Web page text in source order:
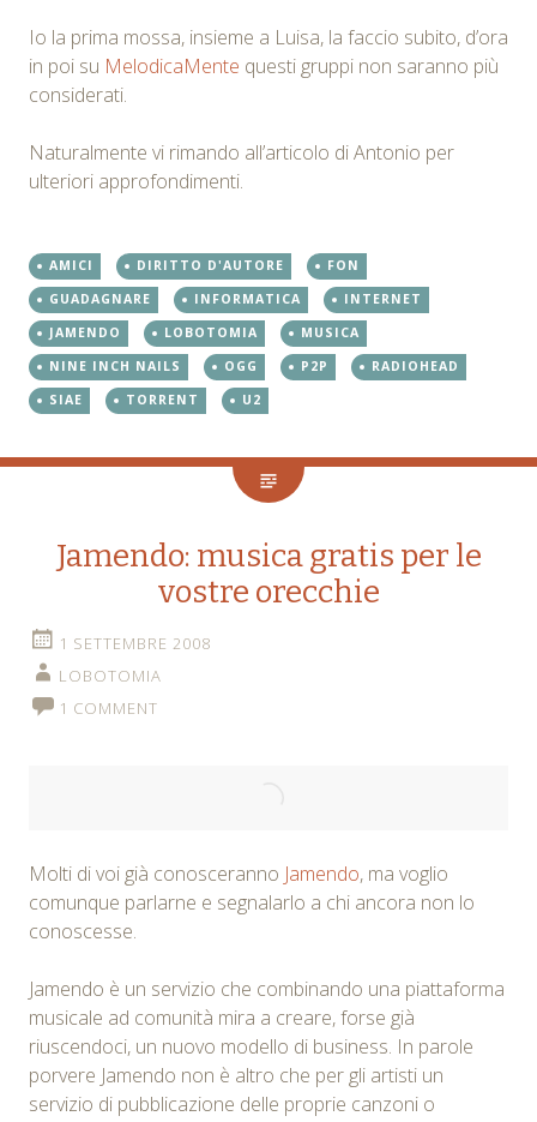
Io la prima mossa, insieme a Luisa, la faccio subito, d’ora
in poi su MelodicaMente questi gruppi non saranno più
considerati.
Naturalmente vi rimando all’articolo di Antonio per
ulteriori approfondimenti.
AMICI DIRITTO D'AUTORE
FON
GUADAGNARE
INFORMATICA
INTERNET
JAMENDO
LOBOTOMIA
MUSICA
NINE INCH NAILS
OGG P2P
RADIOHEAD
SIAE
TORRENT U2
Jamendo: musica gratis per le
vostre orecchie
1 SETTEMBRE 2008
LOBOTOMIA
1 COMMENT
Molti di voi già conosceranno Jamendo, ma voglio
comunque parlarne e segnalarlo a chi ancora non lo
conoscesse.
Jamendo è un servizio che combinando una piattaforma
musicale ad comunità mira a creare, forse già
riuscendoci, un nuovo modello di business. In parole
porvere Jamendo non è altro che per gli artisti un
servizio di pubblicazione delle proprie canzoni o